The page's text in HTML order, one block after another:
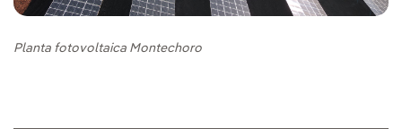
Planta fotovoltaica Montechoro